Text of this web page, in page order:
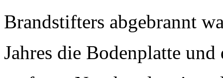
Brandstifters abgebrannt
Jahres die Bodenplatte